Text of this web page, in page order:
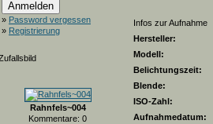
» Password vergessen
» Registrierung
Rahnfels~004
Kommentare: 0
Infos zur Aufnahme
Hersteller:
Modell:
Belichtungszeit:
Blende:
ISO-Zahl:
Aufnahmedatum: